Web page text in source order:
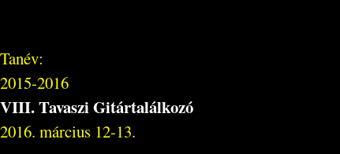
Tanév:
2015-2016
VIII. Tavaszi Gitártalálkozó
2016. március 12-13.